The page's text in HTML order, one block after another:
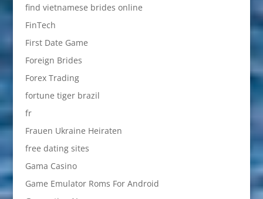
find vietnamese brides online
FinTech
First Date Game
Foreign Brides
Forex Trading
fortune tiger brazil
fr
Frauen Ukraine Heiraten
free dating sites
Gama Casino
Game Emulator Roms For Android